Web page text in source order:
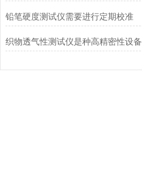
铅笔硬度测试仪需要进行定期校准
织物透气性测试仪是种高精密性设备